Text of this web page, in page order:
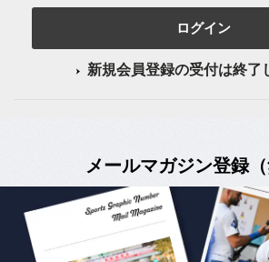
ログイン
新規会員登録の受付は終了
メールマガジン登録（